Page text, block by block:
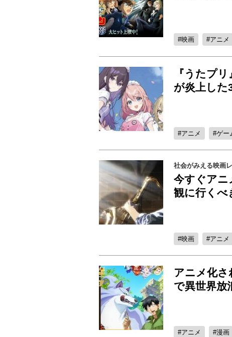
映画 アニメ
『うたプ
が炎上した
アニメ ゲー
社会がみえる映画
今すぐアニ
観に行くべ
映画 アニメ
アニメ化
で異世界放
アニメ 漫画